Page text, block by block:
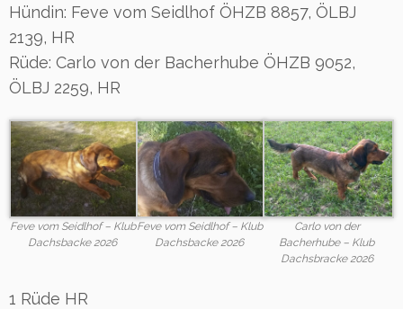
Hündin: Feve vom Seidlhof ÖHZB 8857, ÖLBJ
2139, HR
Rüde: Carlo von der Bacherhube ÖHZB 9052,
ÖLBJ 2259, HR
Feve vom Seidlhof – Klub
Dachsbacke 2026
Feve vom Seidlhof – Klub
Dachsbacke 2026
Carlo von der
Bacherhube – Klub
Dachsbracke 2026
1 Rüde HR